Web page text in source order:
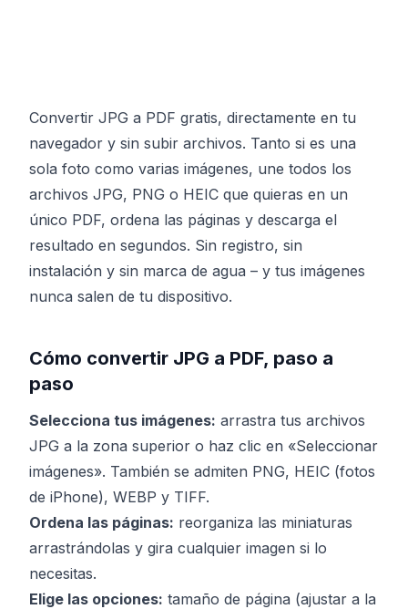
Convertir JPG a PDF gratis, directamente en tu
navegador y sin subir archivos. Tanto si es una
sola foto como varias imágenes, une todos los
archivos JPG, PNG o HEIC que quieras en un
único PDF, ordena las páginas y descarga el
resultado en segundos. Sin registro, sin
instalación y sin marca de agua – y tus imágenes
nunca salen de tu dispositivo.
Cómo convertir JPG a PDF, paso a
paso
Selecciona tus imágenes: arrastra tus archivos
JPG a la zona superior o haz clic en «Seleccionar
imágenes». También se admiten PNG, HEIC (fotos
de iPhone), WEBP y TIFF.
Ordena las páginas: reorganiza las miniaturas
arrastrándolas y gira cualquier imagen si lo
necesitas.
Elige las opciones: tamaño de página (ajustar a la